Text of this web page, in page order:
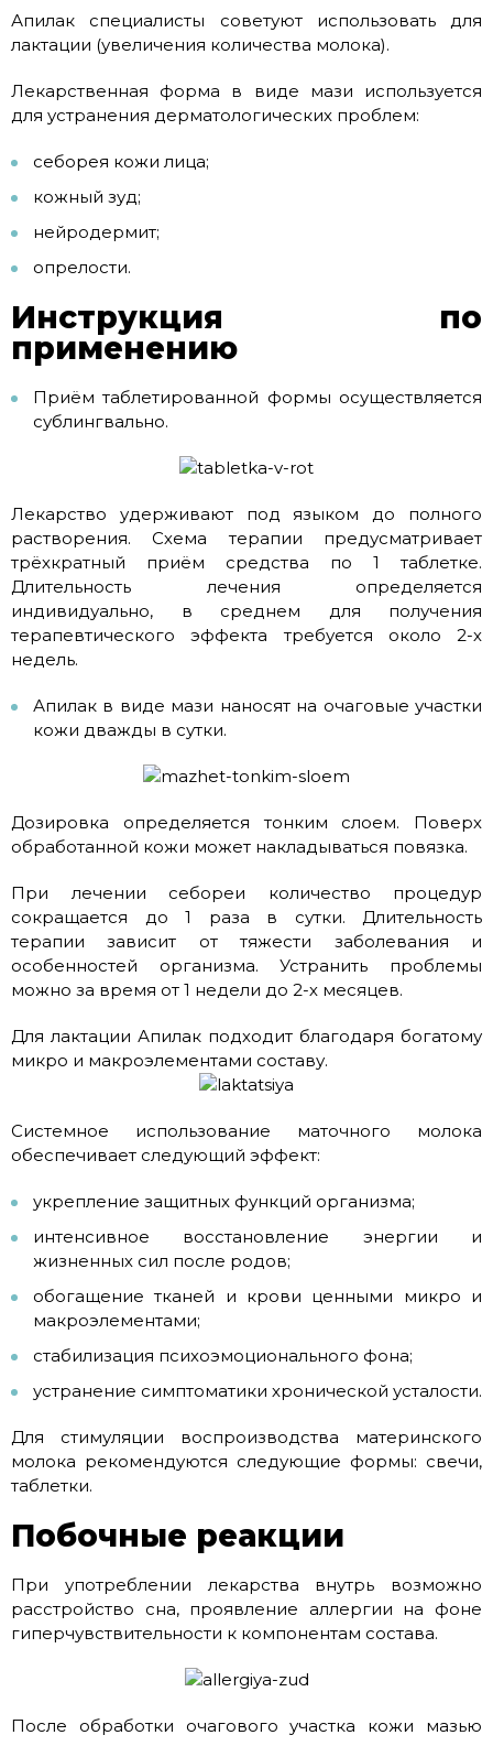
Апилак специалисты советуют использовать для
лактации (увеличения количества молока).
Лекарственная форма в виде мази используется
для устранения дерматологических проблем:
себорея кожи лица;
кожный зуд;
нейродермит;
опрелости.
Инструкция по
применению
Приём таблетированной формы осуществляется
сублингвально.
Лекарство удерживают под языком до полного
растворения. Схема терапии предусматривает
трёхкратный приём средства по 1 таблетке.
Длительность лечения определяется
индивидуально, в среднем для получения
терапевтического эффекта требуется около 2-х
недель.
Апилак в виде мази наносят на очаговые участки
кожи дважды в сутки.
Дозировка определяется тонким слоем. Поверх
обработанной кожи может накладываться повязка.
При лечении себореи количество процедур
сокращается до 1 раза в сутки. Длительность
терапии зависит от тяжести заболевания и
особенностей организма. Устранить проблемы
можно за время от 1 недели до 2-х месяцев.
Для лактации Апилак подходит благодаря богатому
микро и макроэлементами составу.
Системное использование маточного молока
обеспечивает следующий эффект:
укрепление защитных функций организма;
интенсивное восстановление энергии и
жизненных сил после родов;
обогащение тканей и крови ценными микро и
макроэлементами;
стабилизация психоэмоционального фона;
устранение симптоматики хронической усталости.
Для стимуляции воспроизводства материнского
молока рекомендуются следующие формы: свечи,
таблетки.
Побочные реакции
При употреблении лекарства внутрь возможно
расстройство сна, проявление аллергии на фоне
гиперчувствительности к компонентам состава.
После обработки очагового участка кожи мазью